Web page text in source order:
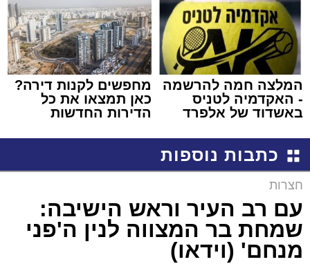
המלצה חמה להרשמה
- האקדמיה לטניס
באשדוד של אלפרד
מחפשים לקנות דירה?
כאן תמצאו את כל
הדירות החדשות
כתבות נוספות
חצרות
עם רב העיר וראש הישיבה:
שמחת בר המצווה לנין ה'פני
מנחם' (וידאו)